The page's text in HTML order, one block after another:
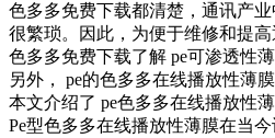
色多多免费下载都清楚，通讯
很繁琐。因此，为便于维修和提
色多多免费下载了解 pe可渗透性薄
另外， pe的色多多在线播放性薄
本文介绍了 pe色多多在线播放性薄膜
Pe型色多多在线播放性薄膜在当今许多